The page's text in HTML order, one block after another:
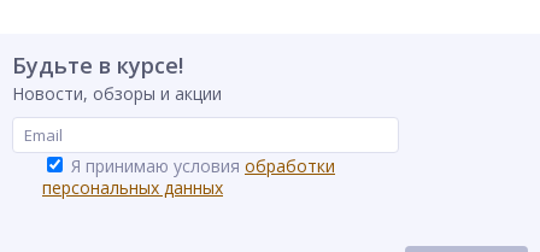
Будьте в курсе!
Новости, обзоры и акции
Я принимаю условия обработки
персональных данных